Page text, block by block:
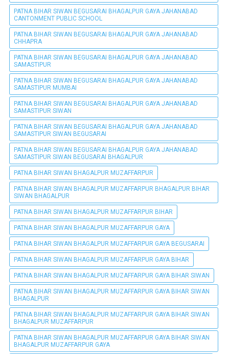
PATNA BIHAR SIWAN BEGUSARAI BHAGALPUR GAYA JAHANABAD
CANTONMENT PUBLIC SCHOOL
PATNA BIHAR SIWAN BEGUSARAI BHAGALPUR GAYA JAHANABAD
CHHAPRA
PATNA BIHAR SIWAN BEGUSARAI BHAGALPUR GAYA JAHANABAD
SAMASTIPUR
PATNA BIHAR SIWAN BEGUSARAI BHAGALPUR GAYA JAHANABAD
SAMASTIPUR MUMBAI
PATNA BIHAR SIWAN BEGUSARAI BHAGALPUR GAYA JAHANABAD
SAMASTIPUR SIWAN
PATNA BIHAR SIWAN BEGUSARAI BHAGALPUR GAYA JAHANABAD
SAMASTIPUR SIWAN BEGUSARAI
PATNA BIHAR SIWAN BEGUSARAI BHAGALPUR GAYA JAHANABAD
SAMASTIPUR SIWAN BEGUSARAI BHAGALPUR
PATNA BIHAR SIWAN BHAGALPUR MUZAFFARPUR
PATNA BIHAR SIWAN BHAGALPUR MUZAFFARPUR BHAGALPUR BIHAR
SIWAN BHAGALPUR
PATNA BIHAR SIWAN BHAGALPUR MUZAFFARPUR BIHAR
PATNA BIHAR SIWAN BHAGALPUR MUZAFFARPUR GAYA
PATNA BIHAR SIWAN BHAGALPUR MUZAFFARPUR GAYA BEGUSARAI
PATNA BIHAR SIWAN BHAGALPUR MUZAFFARPUR GAYA BIHAR
PATNA BIHAR SIWAN BHAGALPUR MUZAFFARPUR GAYA BIHAR SIWAN
PATNA BIHAR SIWAN BHAGALPUR MUZAFFARPUR GAYA BIHAR SIWAN
BHAGALPUR
PATNA BIHAR SIWAN BHAGALPUR MUZAFFARPUR GAYA BIHAR SIWAN
BHAGALPUR MUZAFFARPUR
PATNA BIHAR SIWAN BHAGALPUR MUZAFFARPUR GAYA BIHAR SIWAN
BHAGALPUR MUZAFFARPUR GAYA